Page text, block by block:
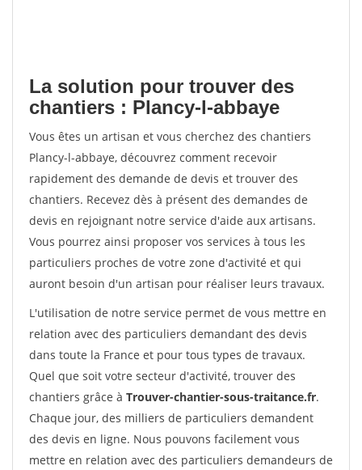
La solution pour trouver des
chantiers : Plancy-l-abbaye
Vous êtes un artisan et vous cherchez des chantiers
Plancy-l-abbaye, découvrez comment recevoir
rapidement des demande de devis et trouver des
chantiers. Recevez dès à présent des demandes de
devis en rejoignant notre service d'aide aux artisans.
Vous pourrez ainsi proposer vos services à tous les
particuliers proches de votre zone d'activité et qui
auront besoin d'un artisan pour réaliser leurs travaux.
L'utilisation de notre service permet de vous mettre en
relation avec des particuliers demandant des devis
dans toute la France et pour tous types de travaux.
Quel que soit votre secteur d'activité, trouver des
chantiers grâce à Trouver-chantier-sous-traitance.fr.
Chaque jour, des milliers de particuliers demandent
des devis en ligne. Nous pouvons facilement vous
mettre en relation avec des particuliers demandeurs de